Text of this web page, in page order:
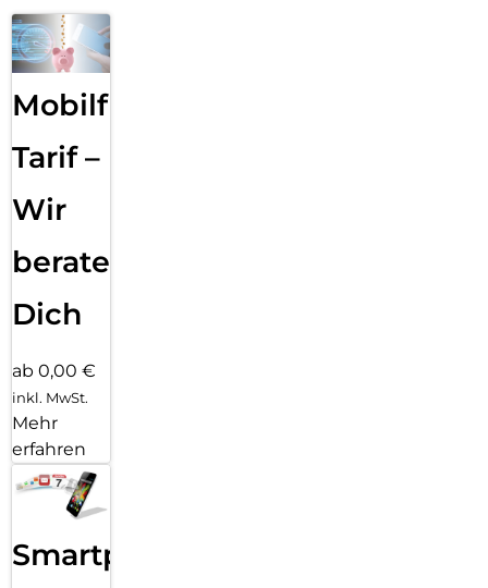
Mobilfunk
Tarif –
Wir
beraten
Dich
ab 0,00 €
inkl. MwSt.
Mehr
erfahren
Smartphone